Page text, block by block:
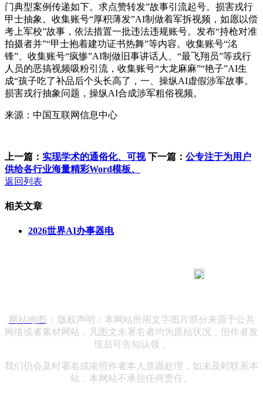
门典型案例传递如下。求点赞转发”故事引流起号。损害戎行
甲士抽象。收集账号“厚积薄发”AI制做着军拆视频，如愿以偿
考上军校”故事，依法措置一批违法违规账号。发布“持枪对准
拍摄者并”“甲士抱着建功证书热舞”等内容。收集账号“洺
锋”、收集账号“疯惨”AI制做旧事讲话人、“最飞翔员”等戎行
人员的恶搞视频吸粉引流，收集账号“大龙麻麻”“艳子”AI生
成“孩子吃了补品后个头长高了，一、操纵AI虚假涉军故事。
损害戎行抽象问题，操纵AI合成涉军粗俗视频。
来源：中国互联网信息中心
上一篇： 实现学术的通俗化、可视 下一篇： 公专注于为用户
供给各行业海量精彩Word模板、
返回列表
相关文章
2026世界AI办事器电
网站地图
| 版权声明：本网站所用文字图片部分来源于公共
网络或者素材网站，凡图文未署名者均为原始状况，但作者发
现后可告知认领，
我们仍会及时署名或依照作者本人意愿处理，如未及时联系本
站，本网站不承担任何责任。